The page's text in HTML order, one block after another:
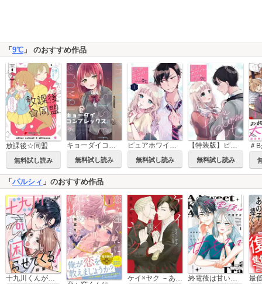
「9℃ 」 のおすすめ作品
放課後☆同盟
無料試し読み
キョーダイコンプレックス
無料試し読み
ピュアホワイトアウト
無料試し読み
【特装版】ピュアホワイトアウト【描き下ろし番外編つき】
無料試し読み
「 パルシィ 」のおすすめ作品
十九川くんが困らせてくる！ ケイ×ヤク －あぶない相棒－ 終電後は甘いキスして